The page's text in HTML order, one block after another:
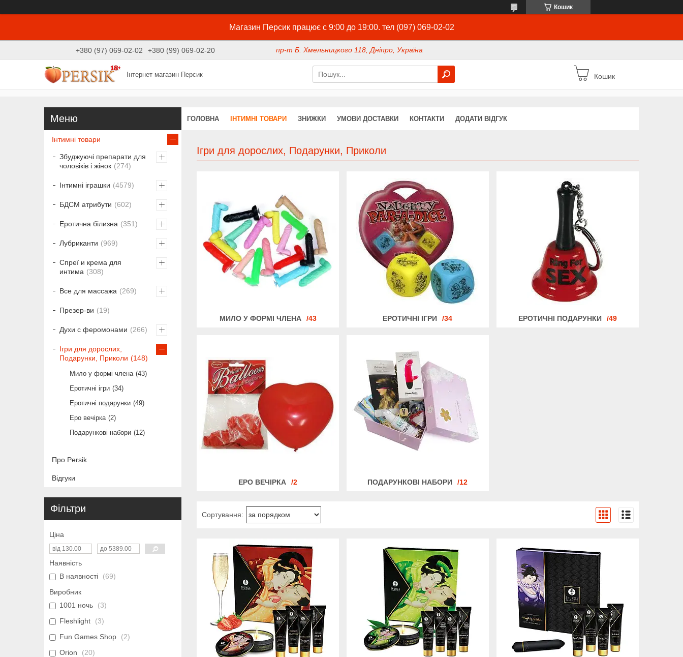
Кошик
Магазин Персик працює с 9:00 до 19:00. тел (097) 069-02-02
+380 (97) 069-02-02 +380 (99) 069-02-20 пр-т Б. Хмельницкого 118, Дніпро, Україна
Інтернет магазин Персик Кошик
ГОЛОВНА ІНТИМНІ ТОВАРИ ЗНИЖКИ УМОВИ ДОСТАВКИ КОНТАКТИ ДОДАТИ ВІДГУК
Ігри для дорослих, Подарунки, Приколи
МИЛО У ФОРМІ ЧЛЕНА 43 ЕРОТИЧНІ ІГРИ 34 ЕРОТИЧНІ ПОДАРУНКИ 49
ЕРО ВЕЧІРКА 2 ПОДАРУНКОВІ НАБОРИ 12
Інтимні товари
Збуджуючі препарати для
чоловіків і жінок
274
Інтимні іграшки 4579
БДСМ атрибути 602
Еротична білизна 351
Лубриканти 969
Спреї и крема для
интима
308
Все для массажа 269
Презер-ви 19
Духи с феромонами 266
Ігри для дорослих,
Подарунки, Приколи
148
Мило у формі члена 43
Еротичні ігри 34
Еротичні подарунки 49
Еро вечірка 2
Подарункові набори
12
Про Persik
Відгуки
Фільтри
Ціна
Наявність
В наявності
69
Виробник
1001 ночь
3
Fleshlight
3
Fun Games Shop
2
Orion
20